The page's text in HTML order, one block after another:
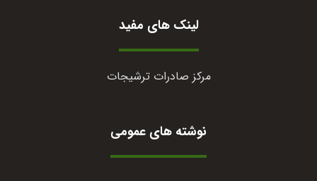
لینک های مفید
مرکز صادرات ترشیجات
نوشته های عمومی